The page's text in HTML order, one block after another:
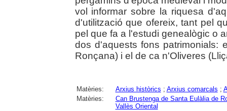
vol informar sobre la riquesa
d'utilització que ofereix, tant pel
pel que fa a l'estudi genealògic o
dos d'aquests fons patrimonials:
Ronçana) i el de ca n'Oliveres
Matèries: Arxius històrics ; Arxius comarcals ;
Matèries:
Can Brustenga de Santa Eulàlia de
Vallès Oriental